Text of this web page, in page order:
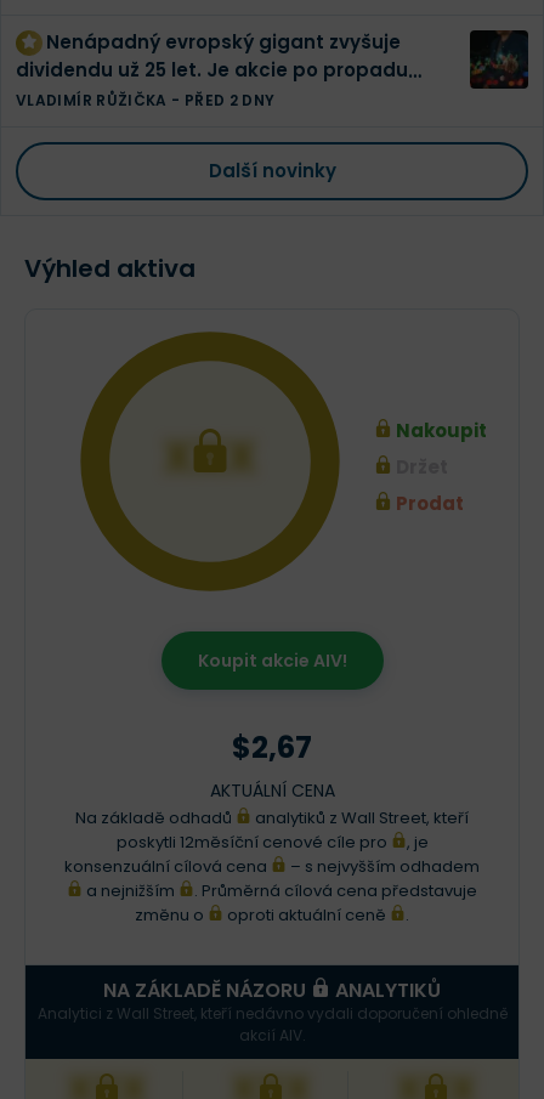
Nenápadný evropský gigant zvyšuje
dividendu už 25 let. Je akcie po propadu
konečně levná?
VLADIMÍR RŮŽIČKA - PŘED 2 DNY
Další novinky
Výhled aktiva
XXX
Nakoupit
Prodat
Koupit akcie AIV!
$2,67
AKTUÁLNÍ CENA
Na základě odhadů
analytiků z Wall Street, kteří
poskytli 12měsíční cenové cíle pro
, je
konsenzuální cílová cena
– s nejvyšším odhadem
a nejnižším
. Průměrná cílová cena představuje
změnu o
oproti aktuální ceně .
NA ZÁKLADĚ NÁZORU ANALYTIKŮ
Analytici z Wall Street, kteří nedávno vydali doporučení ohledně
akcií AIV.